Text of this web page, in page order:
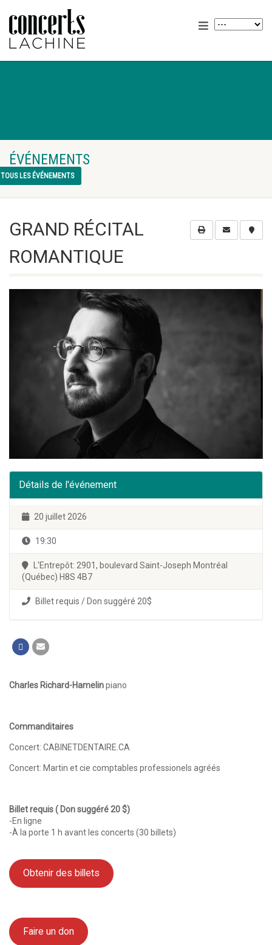
ÉVÉNEMENTS
TOUS LES ÉVÉNEMENTS
GRAND RÉCITAL
ROMANTIQUE
Détails de l'événement
20 juillet 2026
19:30
L'Entrepôt: 2901, boulevard Saint-Joseph Montréal
(Québec) H8S 4B7
Billet requis / Don suggéré 20$
Charles Richard-Hamelinpiano
Commanditaires
Concert: CABINETDENTAIRE.CA
Concert: Martin et cie comptables professionels agréés
Billet requis ( Don suggéré 20 $)
-En ligne
-À la porte 1 h avant les concerts (30 billets)
Obtenir des billets
Faire un don